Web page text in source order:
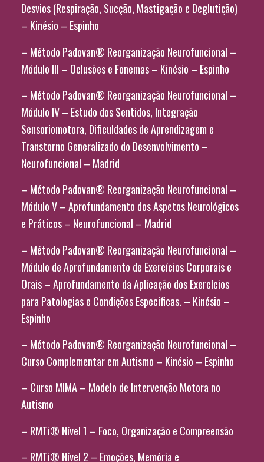
Desvios (Respiração, Sucção, Mastigação e Deglutição)
– Kinésio – Espinho
– Método Padovan® Reorganização Neurofuncional –
Módulo III – Oclusões e Fonemas – Kinésio – Espinho
– Método Padovan® Reorganização Neurofuncional –
Módulo IV – Estudo dos Sentidos, Integração
Sensoriomotora, Dificuldades de Aprendizagem e
Transtorno Generalizado do Desenvolvimento –
Neurofuncional – Madrid
– Método Padovan® Reorganização Neurofuncional –
Módulo V – Aprofundamento dos Aspetos Neurológicos
e Práticos – Neurofuncional – Madrid
– Método Padovan® Reorganização Neurofuncional –
Módulo de Aprofundamento de Exercícios Corporais e
Orais – Aprofundamento da Aplicação dos Exercícios
para Patologias e Condições Especificas. – Kinésio –
Espinho
– Método Padovan® Reorganização Neurofuncional –
Curso Complementar em Autismo – Kinésio – Espinho
– Curso MIMA – Modelo de Intervenção Motora no
Autismo
– RMTi® Nível 1 – Foco, Organização e Compreensão
– RMTi® Nível 2 – Emoções, Memória e